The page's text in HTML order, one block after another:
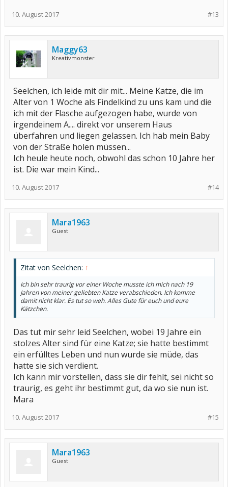
#13
10. August 2017
Maggy63
Kreativmonster
Seelchen, ich leide mit dir mit... Meine Katze, die im
Alter von 1 Woche als Findelkind zu uns kam und die
ich mit der Flasche aufgezogen habe, wurde von
irgendeinem A.... direkt vor unserem Haus
überfahren und liegen gelassen. Ich hab mein Baby
von der Straße holen müssen...
Ich heule heute noch, obwohl das schon 10 Jahre her
ist. Die war mein Kind...
#14
10. August 2017
Mara1963
Guest
Zitat von Seelchen: ↑
Ich bin sehr traurig vor einer Woche musste ich mich nach 19
Jahren von meiner geliebten Katze verabschieden. Ich komme
damit nicht klar. Es tut so weh. Alles Gute für euch und eure
Kätzchen.
Das tut mir sehr leid Seelchen, wobei 19 Jahre ein
stolzes Alter sind für eine Katze; sie hatte bestimmt
ein erfülltes Leben und nun wurde sie müde, das
hatte sie sich verdient.
Ich kann mir vorstellen, dass sie dir fehlt, sei nicht so
traurig, es geht ihr bestimmt gut, da wo sie nun ist.
Mara
#15
10. August 2017
Mara1963
Guest